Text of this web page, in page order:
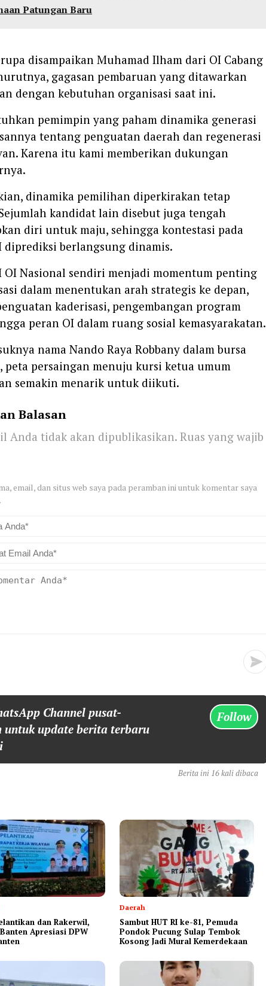
Patungan Baru
disampaikan Muhamad Ilham dari OI Cabang
gagasan pembaruan yang ditawarkan
dengan kebutuhan organisasi saat ini.
pemimpin yang paham dinamika generasi
tentang penguatan daerah dan regenerasi
Karena itu kami memberikan dukungan
dinamika pemilihan diperkirakan tetap
kandidat lain disebut juga tengah
diri untuk maju, sehingga kontestasi pada
diprediksi berlangsung dinamis.
OI Nasional sendiri menjadi momentum penting
dalam menentukan arah strategis ke depan,
kaderisasi, pengembangan program
peran OI dalam ruang sosial kemasyarakatan.
nama Nando Raya Robbany dalam bursa
peta persaingan menuju kursi ketua umum
semakin menarik untuk diikuti.
Balasan
Anda tidak akan dipublikasikan. Ruas yang wajib
email, dan situs web saya pada peramban ini untuk komentar saya
Channel pusat-
untuk update berita terbaru
Follow
Berita ini 16 kali dibaca
dan Rakerwil,
Apresiasi DPW
Daerah
Sambut HUT RI ke-81, Pemuda
Pondok Pucung Sulap Tembok
Kosong Jadi Mural Kemerdekaan